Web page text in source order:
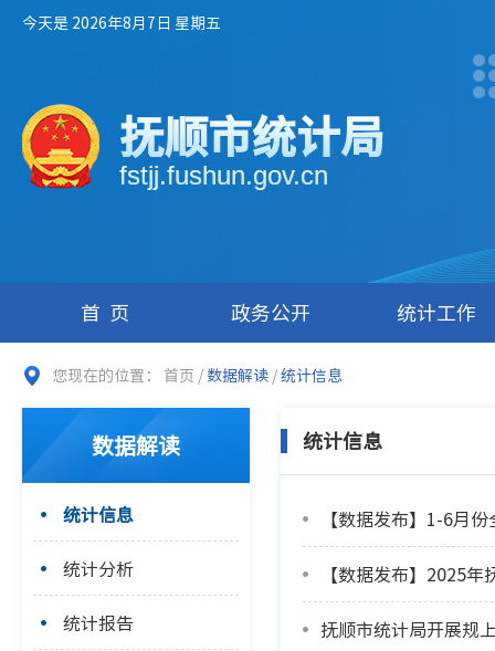
今天是 2026年8月7日 星期五
抚顺市统计局
fstjj.fushun.gov.cn
首页 政务公开 统计工作
您现在的位置： 首页 / 数据解读 /统计信息
数据解读
统计信息
统计分析
统计报告
统计信息
【数据发布】1-6月
【数据发布】2025
抚顺市统计局开展规